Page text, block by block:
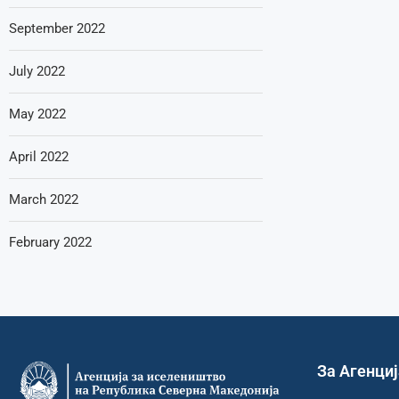
September 2022
July 2022
May 2022
April 2022
March 2022
February 2022
За